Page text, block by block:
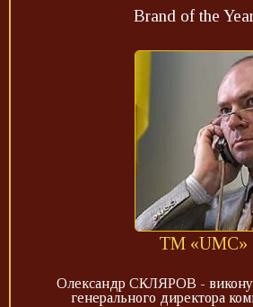
Brand of the
ТМ «UMC»
Олександр СКЛЯРОВ -
генерального директора